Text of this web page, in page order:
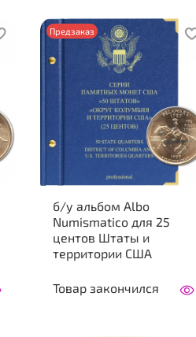
Предзаказ
б/у альбом Albo
Numismatico для 25
центов Штаты и
территории США
Товар закончился